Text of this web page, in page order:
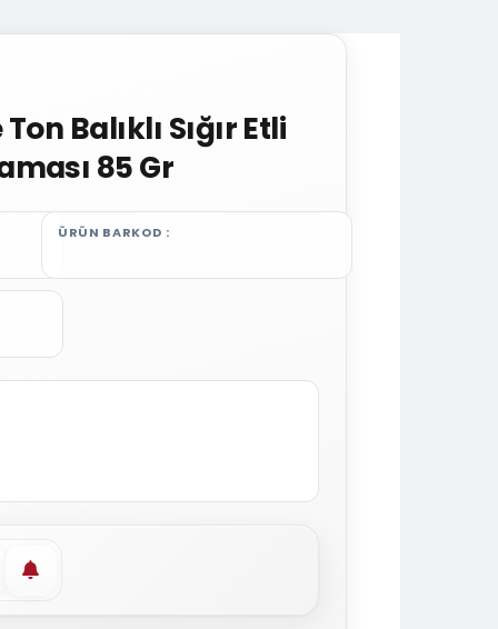
Balıklı Sığır Etli
85 Gr
ÜRÜN BARKOD
ekle
Stoğa gelince haber ver